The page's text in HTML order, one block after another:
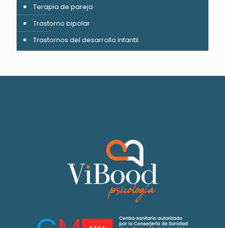
Terapia de pareja
Trastorno bipolar
Trastornos del desarrollo infantil